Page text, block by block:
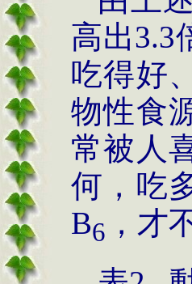
高出3.3
吃得好
物性食
常被人
何，吃
B6 ，才